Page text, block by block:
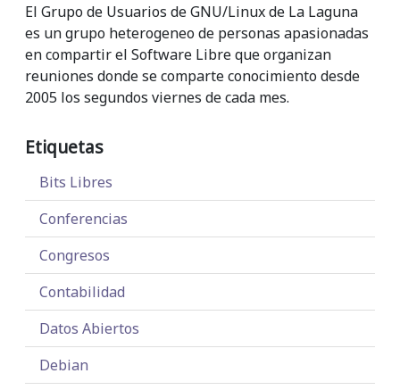
El Grupo de Usuarios de GNU/Linux de La Laguna
es un grupo heterogeneo de personas apasionadas
en compartir el Software Libre que organizan
reuniones donde se comparte conocimiento desde
2005 los segundos viernes de cada mes.
Etiquetas
Bits Libres
Conferencias
Congresos
Contabilidad
Datos Abiertos
Debian